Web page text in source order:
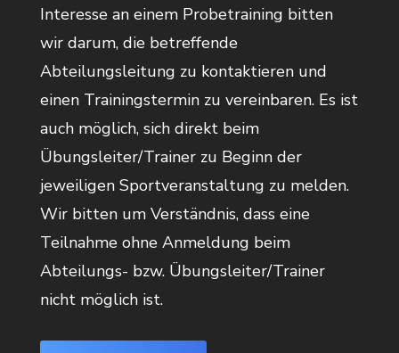
Interesse an einem Probetraining bitten
wir darum, die betreffende
Abteilungsleitung zu kontaktieren und
einen Trainingstermin zu vereinbaren. Es ist
auch möglich, sich direkt beim
Übungsleiter/Trainer zu Beginn der
jeweiligen Sportveranstaltung zu melden.
Wir bitten um Verständnis, dass eine
Teilnahme ohne Anmeldung beim
Abteilungs- bzw. Übungsleiter/Trainer
nicht möglich ist.